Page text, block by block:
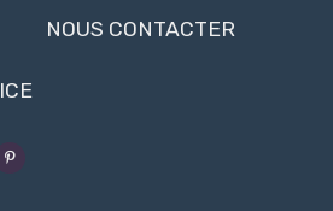
NOUS CONTACTER